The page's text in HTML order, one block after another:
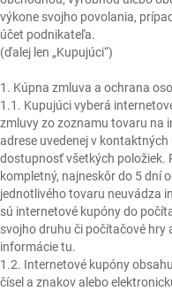
výkone svojho povolania,
účet podnikateľa.
(ďalej len „Kupujúci“)
1. Kúpna zmluva a ochrana
1.1. Kupujúci vyberá
zmluvy zo zoznamu tovaru na
adrese uvedenej v
dostupnosť všetkých položiek.
kompletný, najneskôr do 5 dní
jednotlivého tovaru neuvádza
sú internetové kupóny do
svojho druhu či počítačové hry
informácie tu.
1.2. Internetové kupóny
čísel a znakov alebo